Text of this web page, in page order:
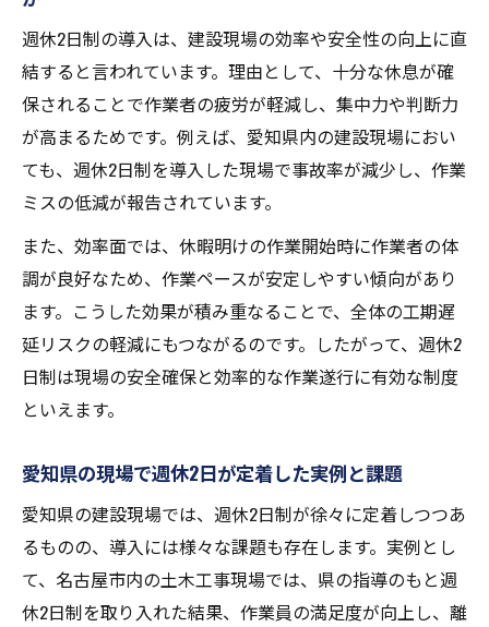
週休2日制の導入は、建設現場の効率や安全性の向上に直
結すると言われています。理由として、十分な休息が確
保されることで作業者の疲労が軽減し、集中力や判断力
が高まるためです。例えば、愛知県内の建設現場におい
ても、週休2日制を導入した現場で事故率が減少し、作業
ミスの低減が報告されています。
また、効率面では、休暇明けの作業開始時に作業者の体
調が良好なため、作業ペースが安定しやすい傾向があり
ます。こうした効果が積み重なることで、全体の工期遅
延リスクの軽減にもつながるのです。したがって、週休2
日制は現場の安全確保と効率的な作業遂行に有効な制度
といえます。
愛知県の現場で週休2日が定着した実例と課題
愛知県の建設現場では、週休2日制が徐々に定着しつつあ
るものの、導入には様々な課題も存在します。実例とし
て、名古屋市内の土木工事現場では、県の指導のもと週
休2日制を取り入れた結果、作業員の満足度が向上し、離